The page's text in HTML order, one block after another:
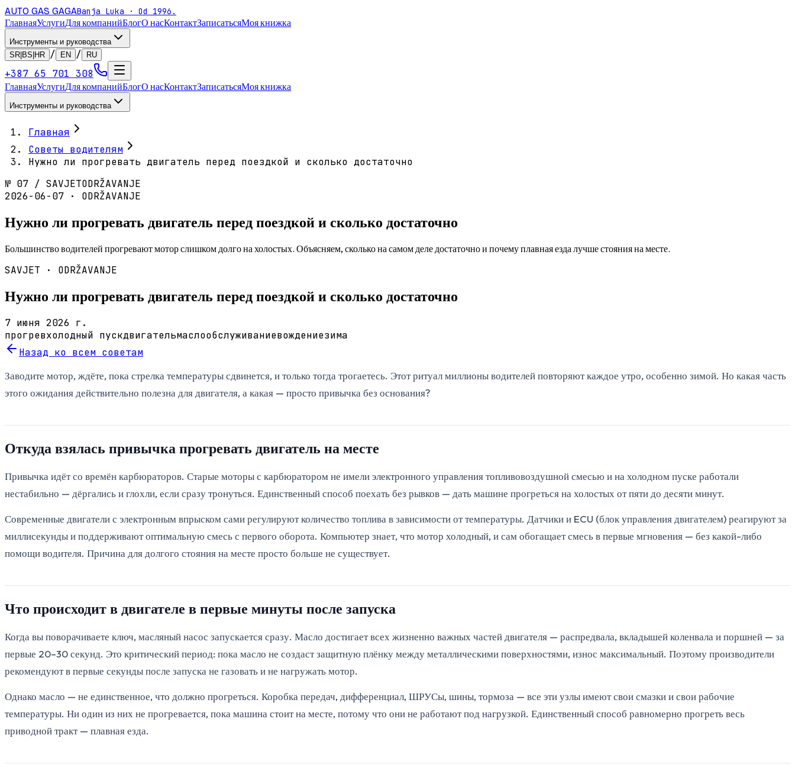
AUTO GAS GAGABanja Luka · Od 1996.
ГлавнаяУслугиДля компанийБлогО насКонтактЗаписатьсяМоя книжка
Инструменты и руководства
SR|BS|HR
/ EN / RU
+387 65 701 308
ГлавнаяУслугиДля компанийБлогО насКонтактЗаписатьсяМоя книжка
Инструменты и руководства
Главная
Советы водителям
Нужно ли прогревать двигатель перед поездкой и сколько достаточно
№ 07 / SAVJETODRŽAVANJE
2026-06-07 · ODRŽAVANJE
Нужно ли прогревать двигатель перед поездкой и сколько достаточно
Большинство водителей прогревают мотор слишком долго на холостых. Объясняем, сколько на самом деле достаточно и почему плавная езда лучше стояния на месте.
SAVJET · ODRŽAVANJE
Нужно ли прогревать двигатель перед поездкой и сколько достаточно
7 июня 2026 г.
прогревхолодный пускдвигательмаслообслуживаниевождениезима
Назад ко всем советам
Заводите мотор, ждёте, пока стрелка температуры сдвинется, и только тогда трогаетесь. Этот ритуал миллионы водителей повторяют каждое утро, особенно зимой. Но какая часть
этого ожидания действительно полезна для двигателя, а какая — просто привычка без основания?
Откуда взялась привычка прогревать двигатель на месте
Привычка идёт со времён карбюраторов. Старые моторы с карбюратором не имели электронного управления топливовоздушной смесью и на холодном пуске работали
нестабильно — дёргались и глохли, если сразу тронуться. Единственный способ поехать без рывков — дать машине прогреться на холостых от пяти до десяти минут.
Современные двигатели с электронным впрыском сами регулируют количество топлива в зависимости от температуры. Датчики и ECU (блок управления двигателем) реагируют за
миллисекунды и поддерживают оптимальную смесь с первого оборота. Компьютер знает, что мотор холодный, и сам обогащает смесь в первые мгновения — без какой-либо
помощи водителя. Причина для долгого стояния на месте просто больше не существует.
Что происходит в двигателе в первые минуты после запуска
Когда вы поворачиваете ключ, масляный насос запускается сразу. Масло достигает всех жизненно важных частей двигателя — распредвала, вкладышей коленвала и поршней — за
первые 20–30 секунд. Это критический период: пока масло не создаст защитную плёнку между металлическими поверхностями, износ максимальный. Поэтому производители
рекомендуют в первые секунды после запуска не газовать и не нагружать мотор.
Однако масло — не единственное, что должно прогреться. Коробка передач, дифференциал, ШРУСы, шины, тормоза — все эти узлы имеют свои смазки и свои рабочие
температуры. Ни один из них не прогревается, пока машина стоит на месте, потому что они не работают под нагрузкой. Единственный способ равномерно прогреть весь
приводной тракт — плавная езда.